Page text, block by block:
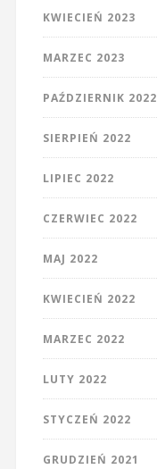
KWIECIEŃ 2023
MARZEC 2023
PAŹDZIERNIK 2022
SIERPIEŃ 2022
LIPIEC 2022
CZERWIEC 2022
MAJ 2022
KWIECIEŃ 2022
MARZEC 2022
LUTY 2022
STYCZEŃ 2022
GRUDZIEŃ 2021